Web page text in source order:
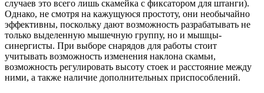
случаев это всего лишь скамейка с фиксатором для штанги).
Однако, не смотря на кажущуюся простоту, они необычайно
эффективны, поскольку дают возможность разрабатывать не
только выделенную мышечную группу, но и мышцы-
синергисты. При выборе снарядов для работы стоит
учитывать возможность изменения наклона скамьи,
возможность регулировать высоту стоек и расстояние между
ними, а также наличие дополнительных приспособлений.